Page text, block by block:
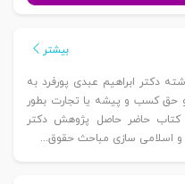
بیشتر
دکتر ابراهیم عبدی پورفرد به
و حق کسب و پیشه یا تجارت بطور
کتاب حاضر حاصل پژوهش دکتر
و اسلامی سازی مباحث حقوق...